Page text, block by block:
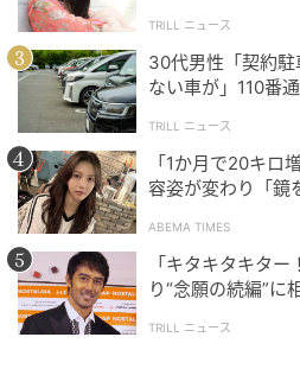
ウーマンエキサイト
「いい子」でいることを常に
親。
TRILL ニュース
30代男性「契約
ない車が」110番
TRILL ニュース
「1か月で20キロ
容姿が変わり「鏡
ABEMA TIMES
「キタキタキタ
り“念願の続編”に
TRILL ニュース